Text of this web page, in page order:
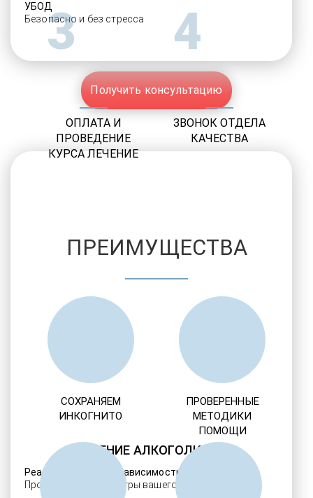
УБОД
Безопасно и без стресса
Получить консультацию
ЛЕЧЕНИЕ АЛКОГОЛИЗМА
Реабилитация алкозависимости
Проверенные ребцентры вашего региона
3
ОПЛАТА И
ПРОВЕДЕНИЕ
КУРСА ЛЕЧЕНИЕ
4
ЗВОНОК ОТДЕЛА
КАЧЕСТВА
ПРЕИМУЩЕСТВА
СОХРАНЯЕМ
ИНКОГНИТО
ПРОВЕРЕННЫЕ
МЕТОДИКИ
ПОМОЩИ